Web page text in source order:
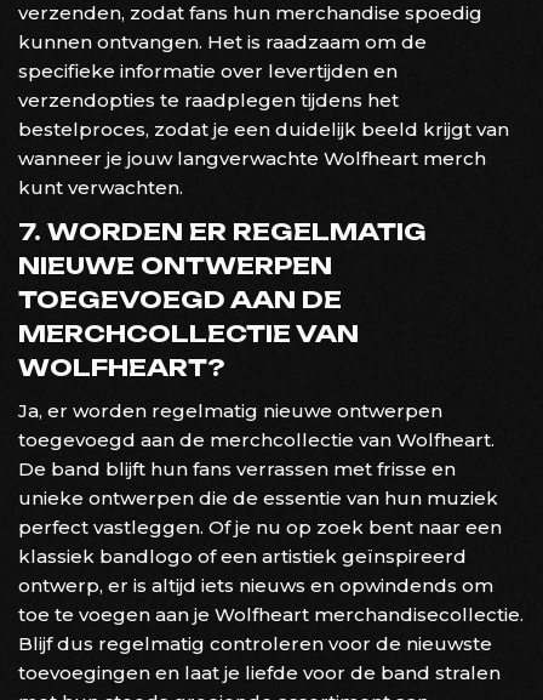
verzenden, zodat fans hun merchandise spoedig
kunnen ontvangen. Het is raadzaam om de
specifieke informatie over levertijden en
verzendopties te raadplegen tijdens het
bestelproces, zodat je een duidelijk beeld krijgt van
wanneer je jouw langverwachte Wolfheart merch
kunt verwachten.
7. WORDEN ER REGELMATIG
NIEUWE ONTWERPEN
TOEGEVOEGD AAN DE
MERCHCOLLECTIE VAN
WOLFHEART?
Ja, er worden regelmatig nieuwe ontwerpen
toegevoegd aan de merchcollectie van Wolfheart.
De band blijft hun fans verrassen met frisse en
unieke ontwerpen die de essentie van hun muziek
perfect vastleggen. Of je nu op zoek bent naar een
klassiek bandlogo of een artistiek geïnspireerd
ontwerp, er is altijd iets nieuws en opwindends om
toe te voegen aan je Wolfheart merchandisecollectie.
Blijf dus regelmatig controleren voor de nieuwste
toevoegingen en laat je liefde voor de band stralen